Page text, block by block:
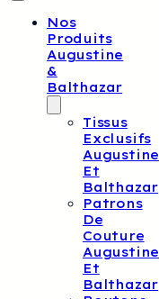
Nos
Produits
Augustine
&
Balthazar
Tissus
Exclusifs
Augustine
Et
Balthazar
Patrons
De
Couture
Augustine
Et
Balthazar